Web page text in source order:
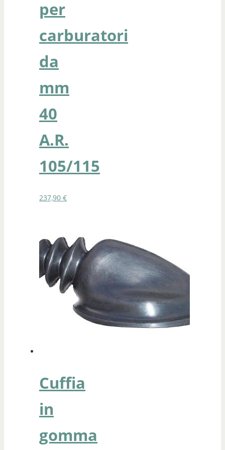
per
carburatori
da
mm
40
A.R.
105/115
237,90 €
Cuffia
in
gomma